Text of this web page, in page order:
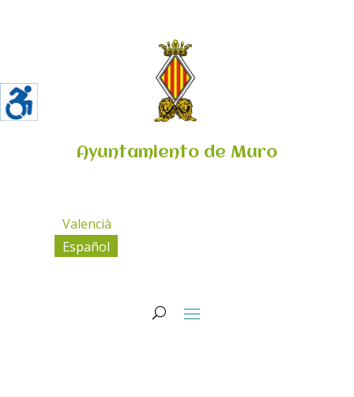
Ayuntamiento de Muro
Valencià
Español